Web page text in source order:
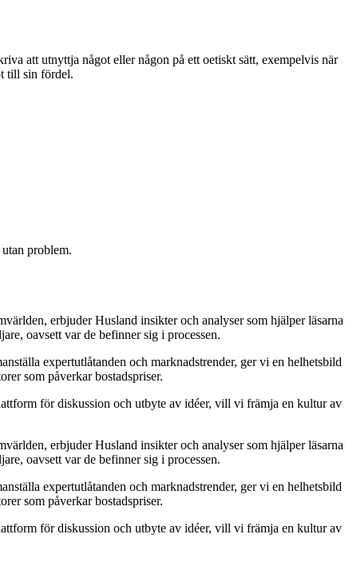
att utnyttja något eller någon på ett oetiskt sätt, exempelvis när
till sin fördel.
problem.
erbjuder Husland insikter och analyser som hjälper läsarna
oavsett var de befinner sig i processen.
expertutlåtanden och marknadstrender, ger vi en helhetsbild
som påverkar bostadspriser.
för diskussion och utbyte av idéer, vill vi främja en kultur av
erbjuder Husland insikter och analyser som hjälper läsarna
oavsett var de befinner sig i processen.
expertutlåtanden och marknadstrender, ger vi en helhetsbild
som påverkar bostadspriser.
för diskussion och utbyte av idéer, vill vi främja en kultur av